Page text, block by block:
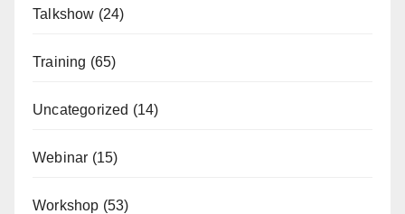
Talkshow (24)
Training (65)
Uncategorized (14)
Webinar (15)
Workshop (53)